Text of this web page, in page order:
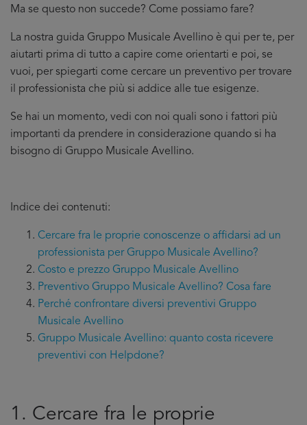
Ma se questo non succede? Come possiamo fare?
La nostra guida Gruppo Musicale Avellino è qui per te, per
aiutarti prima di tutto a capire come orientarti e poi, se
vuoi, per spiegarti come cercare un preventivo per trovare
il professionista che più si addice alle tue esigenze.
Se hai un momento, vedi con noi quali sono i fattori più
importanti da prendere in considerazione quando si ha
bisogno di Gruppo Musicale Avellino.
Indice dei contenuti:
Cercare fra le proprie conoscenze o affidarsi ad un
professionista per Gruppo Musicale Avellino?
Costo e prezzo Gruppo Musicale Avellino
Preventivo Gruppo Musicale Avellino? Cosa fare
Perché confrontare diversi preventivi Gruppo
Musicale Avellino
Gruppo Musicale Avellino: quanto costa ricevere
preventivi con Helpdone?
1. Cercare fra le proprie